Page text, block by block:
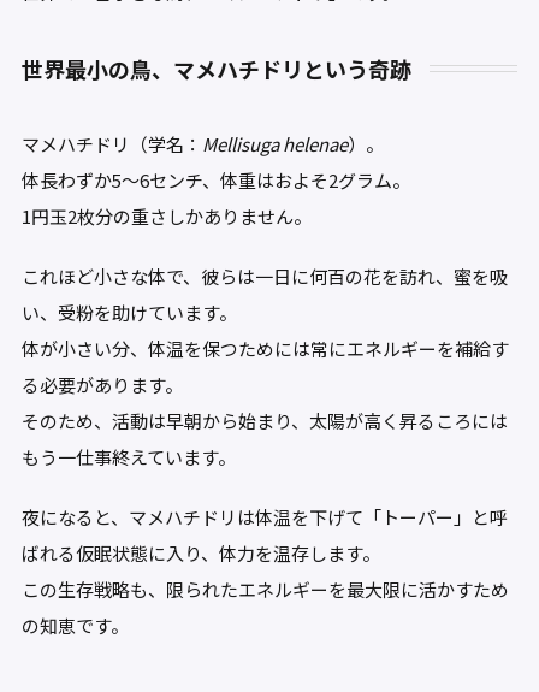
世界最小の鳥、マメハチドリという奇跡
マメハチドリ（学名： Mellisuga helenae）。
体長わずか5〜6センチ、体重はおよそ2グラム。
1円玉2枚分の重さしかありません。
これほど小さな体で、彼らは一日に何百の花を訪れ、蜜を吸
い、受粉を助けています。
体が小さい分、体温を保つためには常にエネルギーを補給す
る必要があります。
そのため、活動は早朝から始まり、太陽が高く昇るころには
もう一仕事終えています。
夜になると、マメハチドリは体温を下げて「トーパー」と呼
ばれる仮眠状態に入り、体力を温存します。
この生存戦略も、限られたエネルギーを最大限に活かすため
の知恵です。